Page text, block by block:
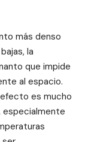
más denso
la
que impide
al espacio.
es mucho
especialmente